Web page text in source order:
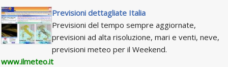
Previsioni dettagliate Italia
Previsioni del tempo sempre aggiornate,
previsioni ad alta risoluzione, mari e venti, neve,
previsioni meteo per il Weekend.
www.ilmeteo.it